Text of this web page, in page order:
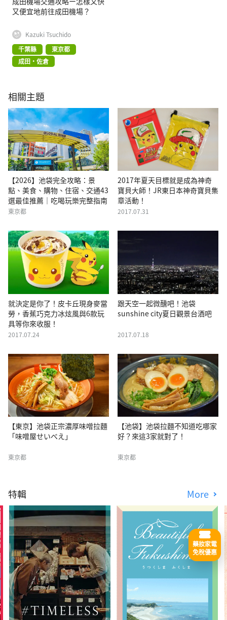
又便宜地前往成田機場？
Kazuki Tsuchido
千葉縣
東京都
成田・佐倉
相關主題
【2026】池袋完全攻略：景
點、美食、購物、住宿、交通43
選最佳推薦｜吃喝玩樂完整指南
東京都
2017年夏天目標就是成為神奇
寶貝大師！JR東日本神奇寶貝集
章活動！
2017.07.31
就決定是你了！皮卡丘現身麥當
勞，香蕉巧克力冰炫風與6款玩
具等你來收服！
2017.07.24
跟天空一起微醺吧！池袋
sunshine city夏日觀景台酒吧
2017.07.18
【東京】池袋正宗濃厚味噌拉麵
「味噌屋せいべえ」
東京都
【池袋】池袋拉麵不知道吃哪家
好？來這3家就對了！
東京都
特輯 More
藥妝家電
免稅優惠